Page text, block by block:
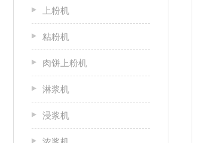
上粉机
粘粉机
肉饼上粉机
淋浆机
浸浆机